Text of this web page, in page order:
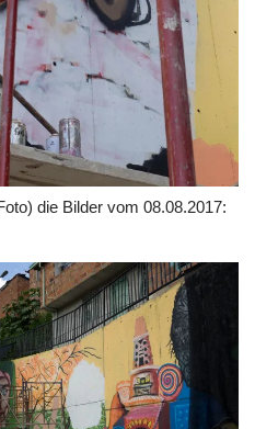
die Bilder vom 08.08.2017: